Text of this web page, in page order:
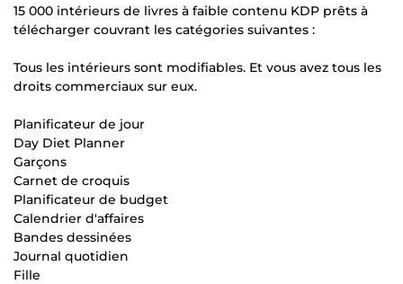
15 000 intérieurs de livres à faible contenu KDP prêts à
télécharger couvrant les catégories suivantes :
Tous les intérieurs sont modifiables. Et vous avez tous les
droits commerciaux sur eux.
Planificateur de jour
Day Diet Planner
Garçons
Carnet de croquis
Planificateur de budget
Calendrier d'affaires
Bandes dessinées
Journal quotidien
Fille